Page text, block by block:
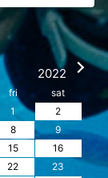
2022
fri
sat
1
2
8
9
15
16
22
23